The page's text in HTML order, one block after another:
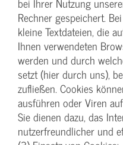
Rechner gespeichert.
kleine Textdateien, die
Ihnen verwendeten
werden und durch
setzt (hier durch uns),
zufließen. Cookies
ausführen oder Viren
Sie dienen dazu, das
nutzerfreundlicher und